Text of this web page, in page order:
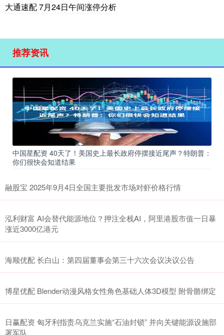
大通速配 7月24日午间涨停分析
推荐资讯
中国星配资 40天了！美国史上最长政府停摆接近尾声？特朗普：
你们很快会知道结果
融股宝 2025年9月4日全国主要批发市场对虾价格行情
泓利财富 AI会替代能源地位？押注全栈AI，阿里港股市值一日暴
涨近3000亿港元
海顺优配 长白山：第四届董事会第三十六次会议决议公告
博星优配 Blender动漫风格女性角色基础人体3D模型 附骨骼绑定
日赢配资 匈牙利指责乌克兰实施“石油封锁” 并向关键能源设施部
署军队